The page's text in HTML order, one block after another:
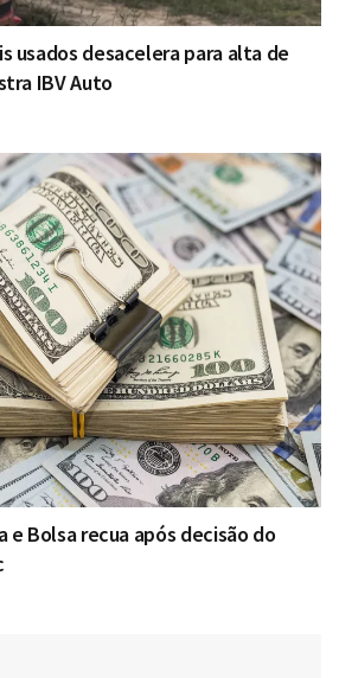
usados desacelera para alta de
IBV Auto
e Bolsa recua após decisão do